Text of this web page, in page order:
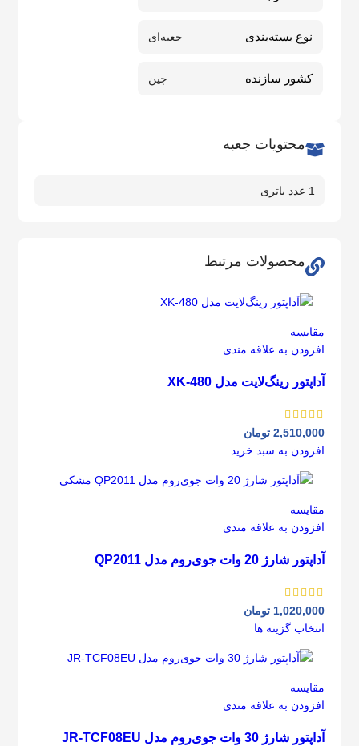
نوع بسته‌بندی جعبه‌ای
کشور سازنده چین
محتویات جعبه
1 عدد باتری
محصولات مرتبط
مقايسه
افزودن به علاقه مندی
آداپتور رینگ‌لایت مدل XK-480
2,510,000 تومان
افزودن به سبد خرید
مقايسه
افزودن به علاقه مندی
آداپتور شارژ 20 وات جوی‌روم مدل QP2011
1,020,000 تومان
انتخاب گزینه ها
مقايسه
افزودن به علاقه مندی
آداپتور شارژ 30 وات جوی‌روم مدل JR-TCF08EU